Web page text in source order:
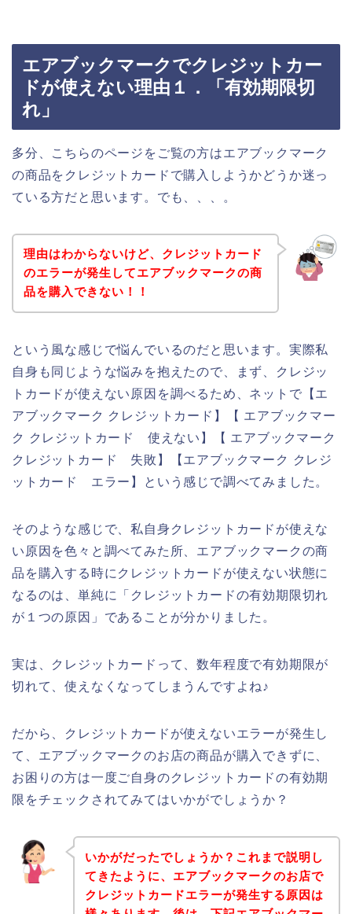
エアブックマークでクレジットカー
ドが使えない理由１．「有効期限切
れ」
多分、こちらのページをご覧の方はエアブックマーク
の商品をクレジットカードで購入しようかどうか迷っ
ている方だと思います。でも、、、。
理由はわからないけど、クレジットカード
のエラーが発生してエアブックマークの商
品を購入できない！！
という風な感じで悩んでいるのだと思います。実際私
自身も同じような悩みを抱えたので、まず、クレジッ
トカードが使えない原因を調べるため、ネットで【エ
アブックマーク クレジットカード】【 エアブックマー
ク クレジットカード 使えない】【 エアブックマーク
クレジットカード 失敗】【エアブックマーク クレジ
ットカード エラー】という感じで調べてみました。
そのような感じで、私自身クレジットカードが使えな
い原因を色々と調べてみた所、エアブックマークの商
品を購入する時にクレジットカードが使えない状態に
なるのは、単純に「クレジットカードの有効期限切れ
が１つの原因」であることが分かりました。
実は、クレジットカードって、数年程度で有効期限が
切れて、使えなくなってしまうんですよね♪
だから、クレジットカードが使えないエラーが発生し
て、エアブックマークのお店の商品が購入できずに、
お困りの方は一度ご自身のクレジットカードの有効期
限をチェックされてみてはいかがでしょうか？
いかがだったでしょうか？これまで説明し
てきたように、エアブックマークのお店で
クレジットカードエラーが発生する原因は